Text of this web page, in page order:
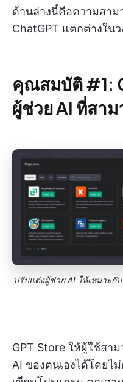
ด้านล่างนี้คือความสาม
ChatGPT แตกต่างใน
คุณสมบัติ #1:
ผู้ช่วย AI ที่สา
ปรับแต่งผู้ช่วย AI ให้เหมาะกั
GPT Store ให้ผู้ใช้สา
AI ของตนเองได้โดยไ